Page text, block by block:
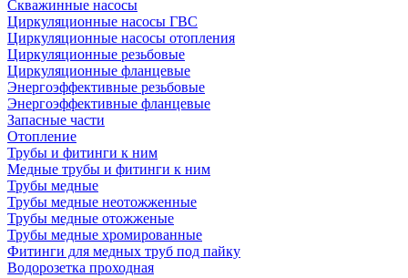
Скважинные насосы
Циркуляционные насосы ГВС
Циркуляционные насосы отопления
Циркуляционные резьбовые
Циркуляционные фланцевые
Энергоэффективные резьбовые
Энергоэффективные фланцевые
Запасные части
Отопление
Трубы и фитинги к ним
Медные трубы и фитинги к ним
Трубы медные
Трубы медные неотожженные
Трубы медные отожженые
Трубы медные хромированные
Фитинги для медных труб под пайку
Водорозетка проходная